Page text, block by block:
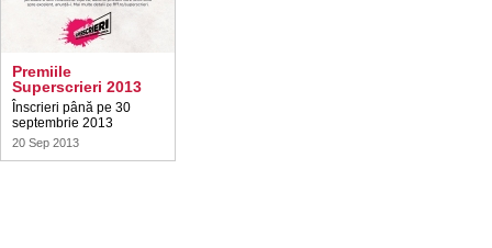
Premiile
Superscrieri 2013
Înscrieri până pe 30
septembrie 2013
20 Sep 2013